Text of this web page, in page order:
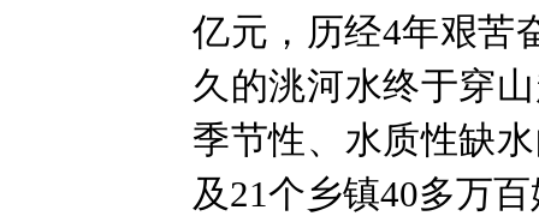
亿元，历经4年艰苦
久的洮河水终于穿
季节性、水质性缺
及21个乡镇40多万